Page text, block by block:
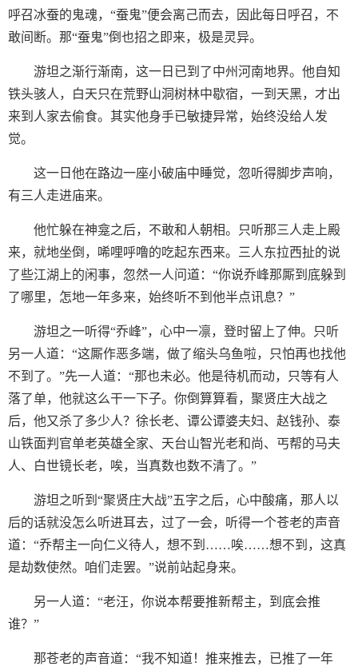
呼召冰蚕的鬼魂，“蚕鬼”便会离己而去，因此每日呼召，不
敢间断。那“蚕鬼”倒也招之即来，极是灵异。
游坦之渐行渐南，这一日已到了中州河南地界。他自知
铁头骇人，白天只在荒野山洞树林中歇宿，一到天黑，才出
来到人家去偷食。其实他身手已敏捷异常，始终没给人发
觉。
这一日他在路边一座小破庙中睡觉，忽听得脚步声响，
有三人走进庙来。
他忙躲在神龛之后，不敢和人朝相。只听那三人走上殿
来，就地坐倒，唏哩呼噜的吃起东西来。三人东拉西扯的说
了些江湖上的闲事，忽然一人问道：“你说乔峰那厮到底躲到
了哪里，怎地一年多来，始终听不到他半点讯息？”
游坦之一听得“乔峰”，心中一凛，登时留上了伸。只听
另一人道：“这厮作恶多端，做了缩头乌鱼啦，只怕再也找他
不到了。”先一人道：“那也未必。他是待机而动，只等有人
落了单，他就这么干一下子。你倒算算看，聚贤庄大战之
后，他又杀了多少人？徐长老、谭公谭婆夫妇、赵钱孙、泰
山铁面判官单老英雄全家、天台山智光老和尚、丐帮的马夫
人、白世镜长老，唉，当真数也数不清了。”
游坦之听到“聚贤庄大战”五字之后，心中酸痛，那人以
后的话就没怎么听进耳去，过了一会，听得一个苍老的声音
道：“乔帮主一向仁义待人，想不到……唉……想不到，这真
是劫数使然。咱们走罢。”说前站起身来。
另一人道：“老汪，你说本帮要推新帮主，到底会推
谁？”
那苍老的声音道：“我不知道！推来推去，已推了一年